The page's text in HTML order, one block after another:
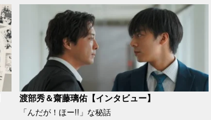
渡部秀＆齋藤璃佑【インタビュー】
「んだが！ほー!!」な秘話